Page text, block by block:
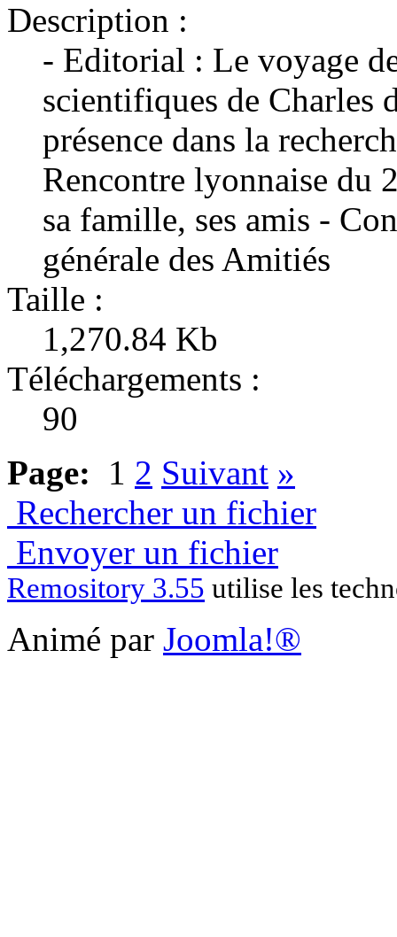
Description :
- Editorial : Le voyage
scientifiques de Charles
présence dans la
Rencontre lyonnaise du
sa famille, ses amis -
générale des Amitiés
Taille :
1,270.84 Kb
Téléchargements :
90
Page:
1 2 Suivant »
Rechercher un fichier
Envoyer un fichier
Remository 3.55 utilise les
Animé par Joomla!®